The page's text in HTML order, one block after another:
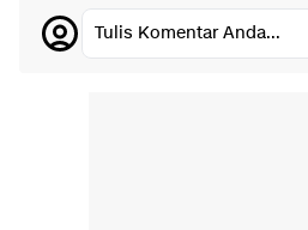
Tulis Komentar Anda...